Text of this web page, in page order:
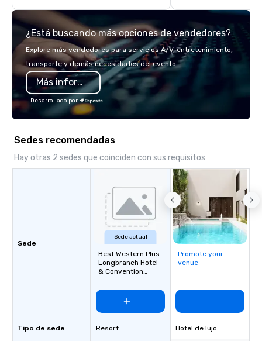
¿Está buscando más opciones de vendedores?
Explore más vendedores para servicios A/V, entretenimiento,
transporte y demás necesidades del evento.
Más información
Desarrollado por
Sedes recomendadas
Hay otras 2 sedes que coinciden con sus requisitos
Sede
Tipo de sede
Sede actual
Best Western Plus
Longbranch Hotel
& Convention
Center
Resort
Promote your
venue
Hotel de lujo